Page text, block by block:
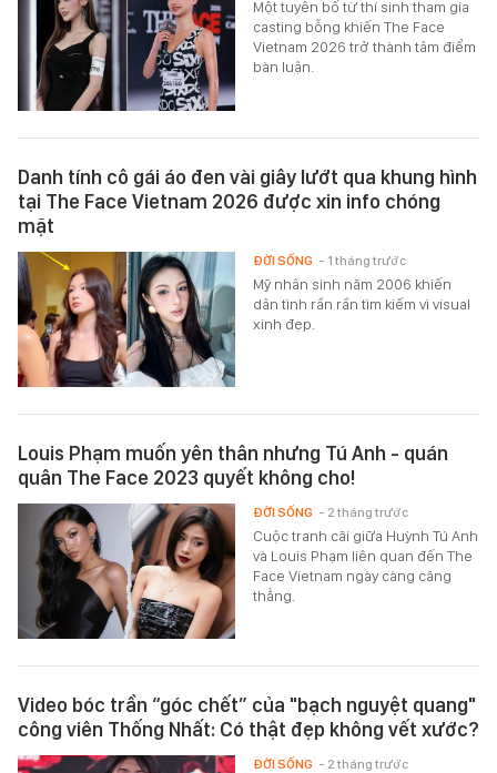
Một tuyên bố từ thí sinh tham gia
casting bỗng khiến The Face
Vietnam 2026 trở thành tâm điểm
bàn luận.
Danh tính cô gái áo đen vài giây lướt qua khung hình
tại The Face Vietnam 2026 được xin info chóng
mặt
Mỹ nhân sinh năm 2006 khiến
dân tình rần rần tìm kiếm vì visual
xinh đẹp.
ĐỜI SỐNG - 1 tháng trước
Louis Phạm muốn yên thân nhưng Tú Anh - quán
quân The Face 2023 quyết không cho!
Cuộc tranh cãi giữa Huỳnh Tú Anh
và Louis Phạm liên quan đến The
Face Vietnam ngày càng căng
thẳng.
ĐỜI SỐNG - 2 tháng trước
Video bóc trần “góc chết” của "bạch nguyệt quang"
công viên Thống Nhất: Có thật đẹp không vết xước?
ĐỜI SỐNG - 2 tháng trước